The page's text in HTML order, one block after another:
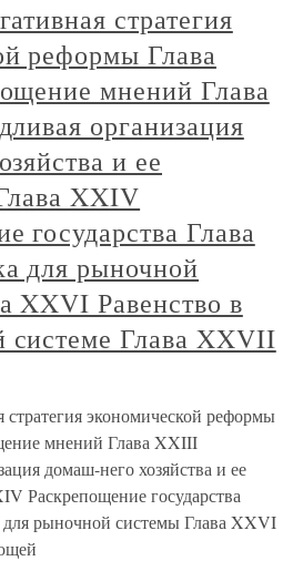
стратегия
реформы Глава
мнений Глава
организация
и ее
XXIV
государства Глава
для рыночной
XXVI Равенство в
Глава XXVII
экономической реформы
мнений Глава XXIII
домаш-него хозяйства и ее
Раскрепощение государства
рыночной системы Глава XXVI